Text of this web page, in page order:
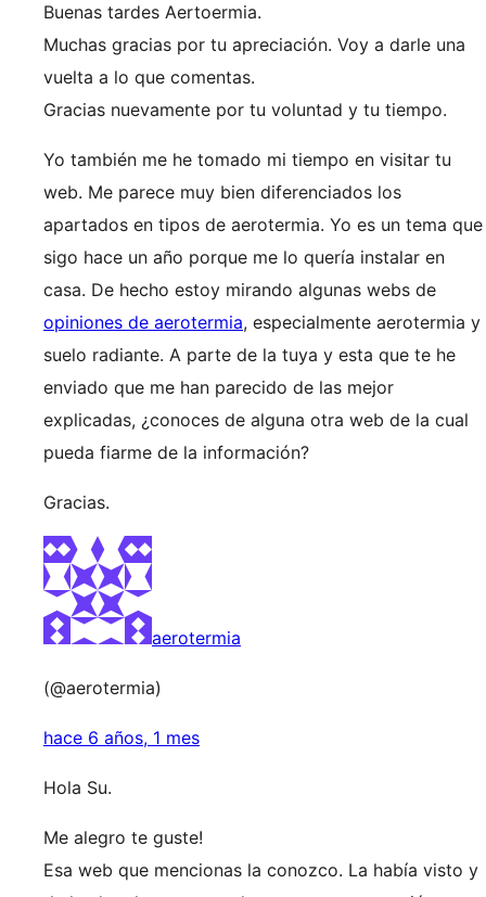
Buenas tardes Aertoermia.
Muchas gracias por tu apreciación. Voy a darle una
vuelta a lo que comentas.
Gracias nuevamente por tu voluntad y tu tiempo.
Yo también me he tomado mi tiempo en visitar tu
web. Me parece muy bien diferenciados los
apartados en tipos de aerotermia. Yo es un tema que
sigo hace un año porque me lo quería instalar en
casa. De hecho estoy mirando algunas webs de
opiniones de aerotermia, especialmente aerotermia y
suelo radiante. A parte de la tuya y esta que te he
enviado que me han parecido de las mejor
explicadas, ¿conoces de alguna otra web de la cual
pueda fiarme de la información?
Gracias.
aerotermia
(@aerotermia)
hace 6 años, 1 mes
Hola Su.
Me alegro te guste!
Esa web que mencionas la conozco. La había visto y